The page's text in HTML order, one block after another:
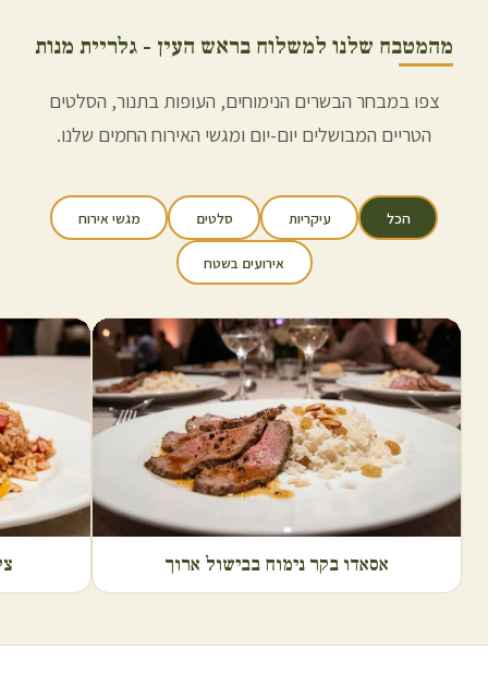
מהמטבח שלנו למשלוח בראש העין - גלריית מנות
צפו במבחר הבשרים הנימוחים, העופות בתנור, הסלטים
הטריים המבושלים יום-יום ומגשי האירוח החמים שלנו.
הכל עיקריות סלטים מגשי אירוח
אירועים בשטח
אסאדו בקר נימוח בבישול ארוך